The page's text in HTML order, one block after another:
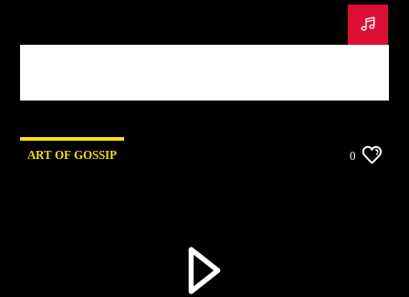
ART OF GOSSIP 0